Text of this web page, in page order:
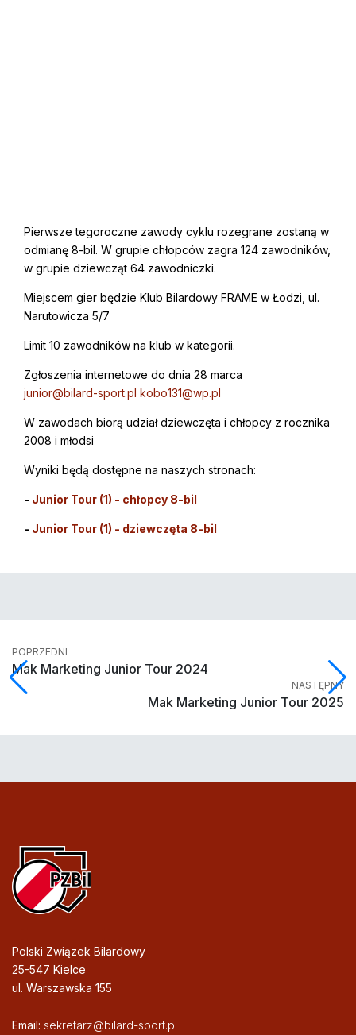
Pierwsze tegoroczne zawody cyklu rozegrane zostaną w
odmianę 8-bil. W grupie chłopców zagra 124 zawodników,
w grupie dziewcząt 64 zawodniczki.
Miejscem gier będzie Klub Bilardowy FRAME w Łodzi, ul.
Narutowicza 5/7
Limit 10 zawodników na klub w kategorii.
Zgłoszenia internetowe do dnia 28 marca
junior@bilard-sport.pl kobo131@wp.pl
W zawodach biorą udział dziewczęta i chłopcy z rocznika
2008 i młodsi
Wyniki będą dostępne na naszych stronach:
- Junior Tour (1) - chłopcy 8-bil
- Junior Tour (1) - dziewczęta 8-bil
POPRZEDNI
Mak Marketing Junior Tour 2024
NASTĘPNY
Mak Marketing Junior Tour 2025
Polski Związek Bilardowy
25-547 Kielce
ul. Warszawska 155
Email: sekretarz@bilard-sport.pl